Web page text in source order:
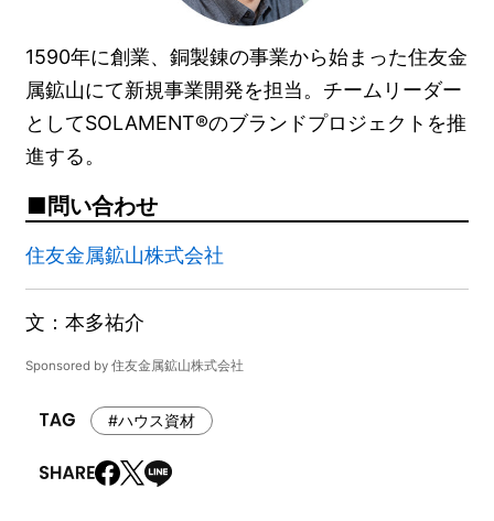
1590年に創業、銅製錬の事業から始まった住友金
属鉱山にて新規事業開発を担当。チームリーダー
としてSOLAMENT®のブランドプロジェクトを推
進する。
問い合わせ
住友金属鉱山株式会社
文：本多祐介
Sponsored by 住友金属鉱山株式会社
#ハウス資材